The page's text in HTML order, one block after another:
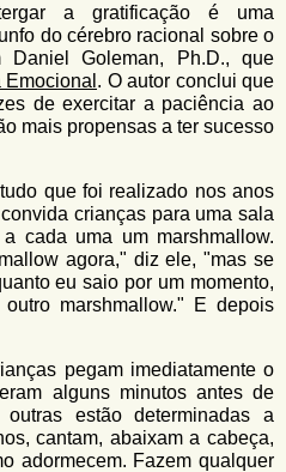
a gratificação é uma
do cérebro racional sobre o
Daniel Goleman, Ph.D., que
Emocional . O autor conclui que
de exercitar a paciência ao
mais propensas a ter sucesso
que foi realizado nos anos
crianças para uma sala
cada uma um marshmallow.
agora," diz ele, "mas se
eu saio por um momento,
marshmallow." E depois
pegam imediatamente o
alguns minutos antes de
estão determinadas a
cantam, abaixam a cabeça,
adormecem. Fazem qualquer